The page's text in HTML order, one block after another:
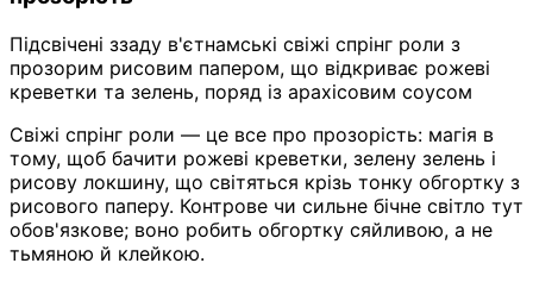
Підсвічені ззаду в'єтнамські свіжі спрінг роли з
прозорим рисовим папером, що відкриває рожеві
креветки та зелень, поряд із арахісовим соусом
Свіжі спрінг роли — це все про прозорість: магія в
тому, щоб бачити рожеві креветки, зелену зелень і
рисову локшину, що світяться крізь тонку обгортку з
рисового паперу. Контрове чи сильне бічне світло тут
обов'язкове; воно робить обгортку сяйливою, а не
тьмяною й клейкою.